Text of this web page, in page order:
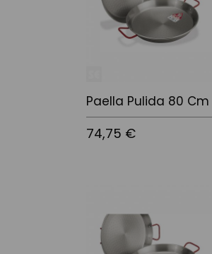
Paella Pulida 80 Cm
74,75 €